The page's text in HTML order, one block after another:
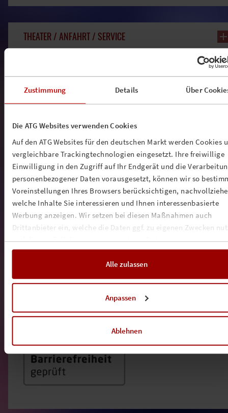
Zustimmung Details Über
Die ATG Websites verwenden Cookies
Auf den ATG Websites für den deutschen Markt werden Cookies
vergleichbare Trackingtechnologien eingesetzt. Ihre freiwillige
Einwilligung in den Zugriff auf Ihr Endgerät und die
personenbezogener Daten vorausgesetzt, können wir so
Voreinstellungen Ihres Browsers berücksichtigen,
welche Inhalte Sie interessieren und Ihnen interessenbasierte
Werbung anzeigen. Wir setzen bei diesen Maßnahmen auch
Drittanbieter ein, welche die Daten ggf. zu eigenen Zwecken
und diese möglicherweise mit weiteren Daten zusammen
führen. Weitere Informationen, insbesondere zur Speicherdauer,
Cookie-Erklärungsowie zur Verarbeitung,
insbesondere zu Ihren Widerrufsmöglichkeiten und weiteren
Alle zulassen
Anpassen
Ablehnen
THEATER / ANFAHRT / SERVICE
NEWSLETTER